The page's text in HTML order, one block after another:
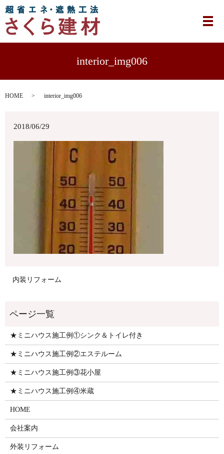
メ
interior_img006
HOME interior_img006
2018/06/29
内装リフォーム
★ミニハウス施工例①シンク＆トイレ付き
★ミニハウス施工例②エステルーム
★ミニハウス施工例③花小屋
★ミニハウス施工例④米蔵
HOME
会社案内
外装リフォーム